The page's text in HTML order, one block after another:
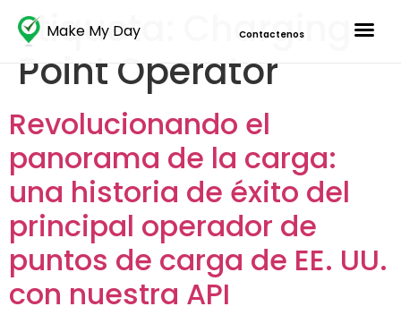
Make My Day Contactenos
Etiqueta:
Charging
Point Operator
Revolucionando el
panorama de la carga:
una historia de éxito del
principal operador de
puntos de carga de EE. UU.
con nuestra API